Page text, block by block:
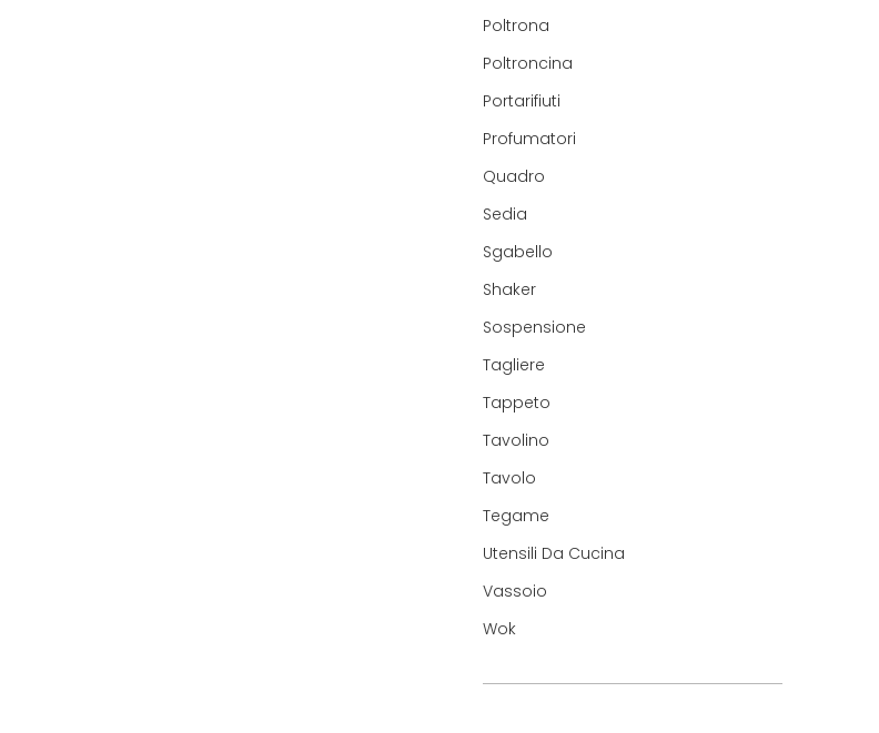
Poltrona
Poltroncina
Portarifiuti
Profumatori
Quadro
Sedia
Sgabello
Shaker
Sospensione
Tagliere
Tappeto
Tavolino
Tavolo
Tegame
Utensili Da Cucina
Vassoio
Wok